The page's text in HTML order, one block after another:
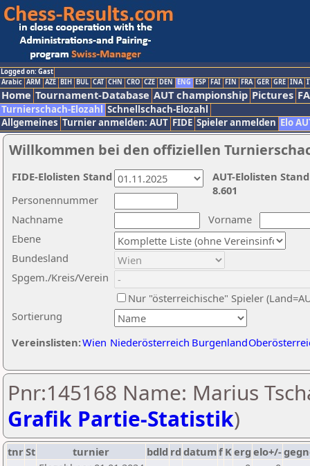
Logged on: Gast
Arabic ARM AZE BIH BUL CAT CHN CRO CZE DEN ENG ESP FAI FIN FRA GER GRE INA
Home Tournament-Database AUT championship Pictures
Turnierschach-Elozahl Schnellschach-Elozahl
Allgemeines Turnier anmelden: AUT FIDE Spieler anmelden Elo
Willkommen bei den offiziellen
Nachname
Vorname
Ebene
Sortierung
Personennummer
Bundesland
Spgem./Kreis/Verein
Nur "österreichische" Spieler
Vereinslisten:Wien Niederösterreich Burgenland
AUT-Elolisten
8.601
FIDE-Elolisten Stand
Pnr:145168 Name: Marius
Grafik Partie-Statistik)
tnrSt turnier bdld rd datumf Kerg elo+/-